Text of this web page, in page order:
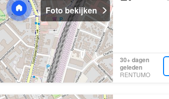
Foto bekijken
30+ dagen
geleden
RENTUMO